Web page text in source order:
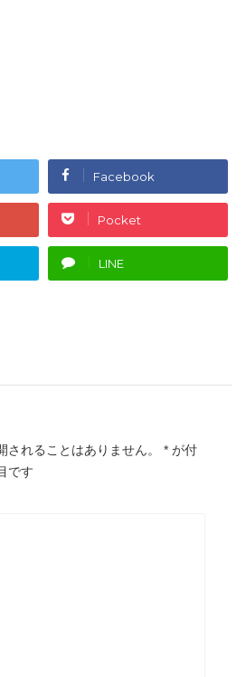
Facebook
Pocket
LINE
されることはありません。 * が付
です